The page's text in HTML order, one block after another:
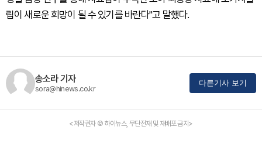
립이 새로운 희망이 될 수 있기를 바란다"고 말했다.
송소라 기자
sora@hinews.co.kr
다른기사 보기
<저작권자 © 하이뉴스, 무단전재 및 재배포 금지>